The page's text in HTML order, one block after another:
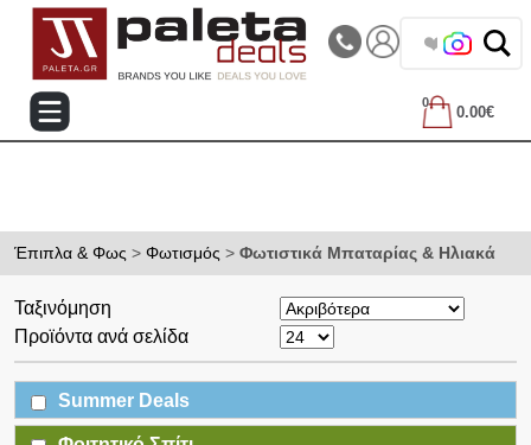
Τηλεφωνικές Παραγγελίες: 2105714144 |||
❤️ Βρες τα
0
0.00€
Έπιπλα & Φως > Φωτισμός > Φωτιστικά Μπαταρίας & Ηλιακά
Ταξινόμηση
Προϊόντα ανά σελίδα
Summer Deals